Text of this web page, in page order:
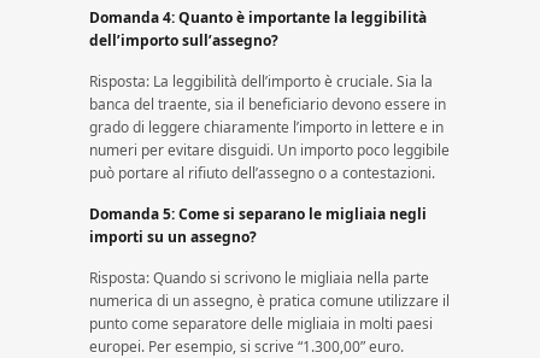
Domanda 4: Quanto è importante la leggibilità
dell’importo sull’assegno?
Risposta: La leggibilità dell’importo è cruciale. Sia la
banca del traente, sia il beneficiario devono essere in
grado di leggere chiaramente l’importo in lettere e in
numeri per evitare disguidi. Un importo poco leggibile
può portare al rifiuto dell’assegno o a contestazioni.
Domanda 5: Come si separano le migliaia negli
importi su un assegno?
Risposta: Quando si scrivono le migliaia nella parte
numerica di un assegno, è pratica comune utilizzare il
punto come separatore delle migliaia in molti paesi
europei. Per esempio, si scrive “1.300,00” euro.